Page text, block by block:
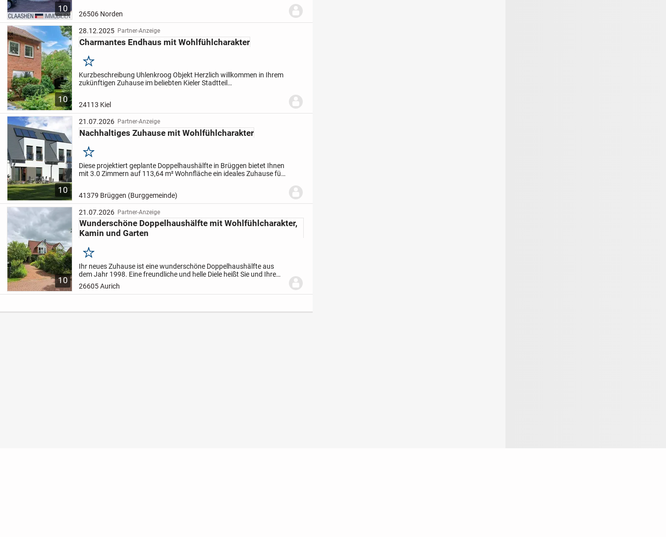
10
26506 Norden
10
28.12.2025 Partner-Anzeige
Charmantes Endhaus mit Wohlfühlcharakter
Merken
Kurzbeschreibung Uhlenkroog Objekt Herzlich willkommen in Ihrem
zukünftigen Zuhause im beliebten Kieler Stadtteil
24113 Kiel
10
21.07.2026 Partner-Anzeige
Nachhaltiges Zuhause mit Wohlfühlcharakter
Merken
Diese projektiert geplante Doppelhaushälfte in Brüggen bietet Ihnen
mit 3.0 Zimmern auf 113,64 m² Wohnfläche ein ideales Zuhause für
41379 Brüggen (Burggemeinde)
10
21.07.2026 Partner-Anzeige
Wunderschöne Doppelhaushälfte mit Wohlfühlcharakter,
Kamin und Garten
Merken
Ihr neues Zuhause ist eine wunderschöne Doppelhaushälfte aus
dem Jahr 1998. Eine freundliche und helle Diele heißt Sie und Ihre
künftigen Gäste willkommen. In diesem Hausbereich befinden sich
neben...
26605 Aurich